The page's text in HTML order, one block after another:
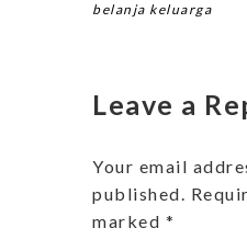
belanja keluarga
Leave a
Your email
published.
marked *